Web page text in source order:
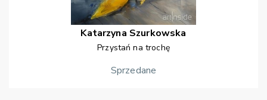
Katarzyna Szurkowska
Przystań na trochę
Sprzedane